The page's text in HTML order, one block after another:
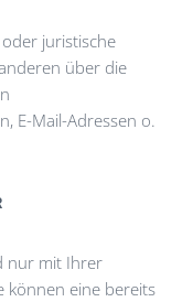
juristische
über die
E-Mail-Adressen o.
nur mit Ihrer
können eine bereits